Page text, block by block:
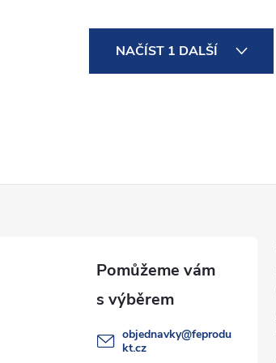
NAČÍST 1 DALŠÍ
objednavky@feprodu
kt.cz